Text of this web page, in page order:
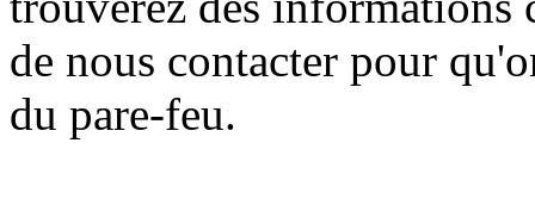
de nous contacter pour
du pare-feu.